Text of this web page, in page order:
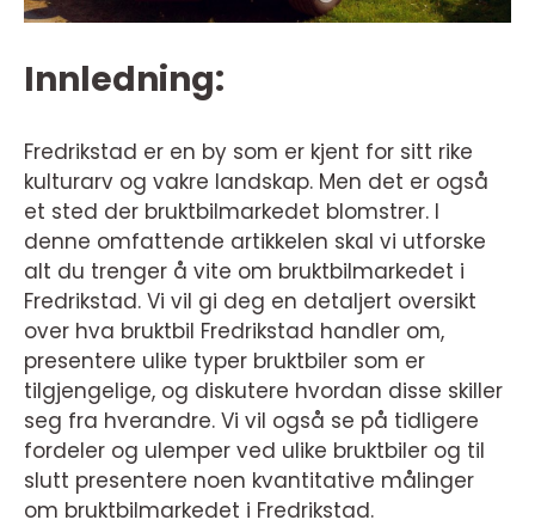
Innledning:
Fredrikstad er en by som er kjent for sitt rike
kulturarv og vakre landskap. Men det er også
et sted der bruktbilmarkedet blomstrer. I
denne omfattende artikkelen skal vi utforske
alt du trenger å vite om bruktbilmarkedet i
Fredrikstad. Vi vil gi deg en detaljert oversikt
over hva bruktbil Fredrikstad handler om,
presentere ulike typer bruktbiler som er
tilgjengelige, og diskutere hvordan disse skiller
seg fra hverandre. Vi vil også se på tidligere
fordeler og ulemper ved ulike bruktbiler og til
slutt presentere noen kvantitative målinger
om bruktbilmarkedet i Fredrikstad.